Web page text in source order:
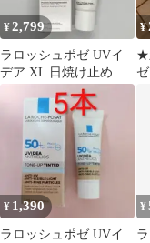
¥2,799
ラロッシュポゼ UVイ
デア XL 日焼け止め
¥
★
¥ 1,390
ラロッシュポゼ UVイ
¥